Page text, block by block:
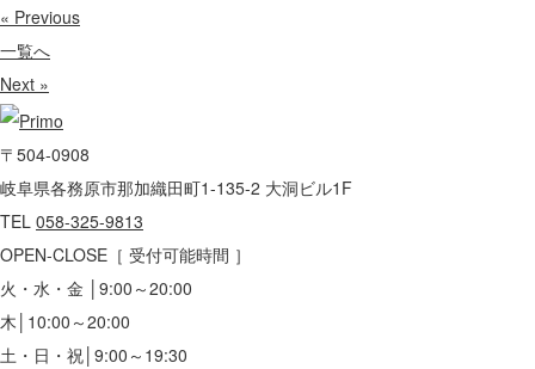
« Previous
一覧へ
Next »
〒504-0908
岐阜県各務原市那加織田町1-135-2 大洞ビル1F
TEL 058-325-9813
OPEN-CLOSE ［ 受付可能時間 ］
火・水・金 │9:00～20:00
木│10:00～20:00
土・日・祝│9:00～19:30